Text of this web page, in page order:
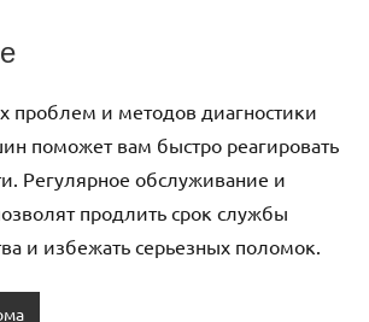
проблем и методов диагностики
поможет вам быстро реагировать
Регулярное обслуживание и
продлить срок службы
и избежать серьезных поломок.